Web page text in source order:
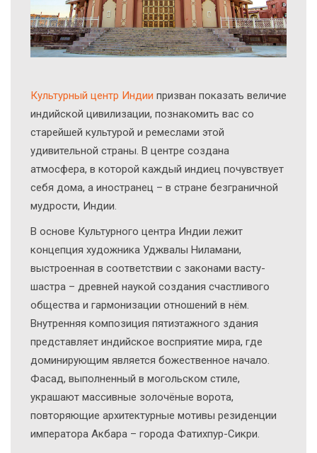
Культурный центр Индии призван показать величие
индийской цивилизации, познакомить вас со
старейшей культурой и ремеслами этой
удивительной страны. В центре создана
атмосфера, в которой каждый индиец почувствует
себя дома, а иностранец – в стране безграничной
мудрости, Индии.
В основе Культурного центра Индии лежит
концепция художника Уджвалы Ниламани,
выстроенная в соответствии с законами васту-
шастра – древней наукой создания счастливого
общества и гармонизации отношений в нём.
Внутренняя композиция пятиэтажного здания
представляет индийское восприятие мира, где
доминирующим является божественное начало.
Фасад, выполненный в могольском стиле,
украшают массивные золочёные ворота,
повторяющие архитектурные мотивы резиденции
императора Акбара – города Фатихпур-Сикри.